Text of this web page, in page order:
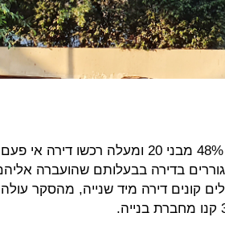
בדירה בבעלותם שהועברה